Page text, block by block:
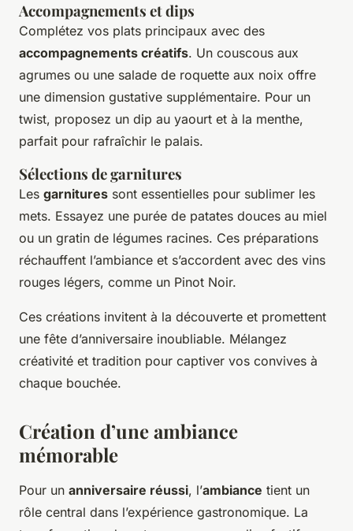
Accompagnements et dips
Complétez vos plats principaux avec des
accompagnements créatifs. Un couscous aux
agrumes ou une salade de roquette aux noix offre
une dimension gustative supplémentaire. Pour un
twist, proposez un dip au yaourt et à la menthe,
parfait pour rafraîchir le palais.
Sélections de garnitures
Les garnitures sont essentielles pour sublimer les
mets. Essayez une purée de patates douces au miel
ou un gratin de légumes racines. Ces préparations
réchauffent l’ambiance et s’accordent avec des vins
rouges légers, comme un Pinot Noir.
Ces créations invitent à la découverte et promettent
une fête d’anniversaire inoubliable. Mélangez
créativité et tradition pour captiver vos convives à
chaque bouchée.
Création d’une ambiance
mémorable
Pour un anniversaire réussi, l’ambiance tient un
rôle central dans l’expérience gastronomique. La